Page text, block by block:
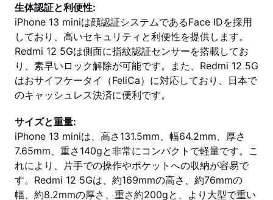
生体認証と利便性:
iPhone 13 miniは顔認証システムであるFace IDを採用
しており、高いセキュリティと利便性を提供します。
Redmi 12 5Gは側面に指紋認証センサーを搭載してお
り、素早いロック解除が可能です。また、Redmi 12 5G
はおサイフケータイ（FeliCa）に対応しており、日本で
のキャッシュレス決済に便利です。
サイズと重量:
iPhone 13 miniは、高さ131.5mm、幅64.2mm、厚さ
7.65mm、重さ140gと非常にコンパクトで軽量です。こ
れにより、片手での操作やポケットへの収納が容易で
す。Redmi 12 5Gは、約169mmの高さ、約76mmの
幅、約8.2mmの厚さ、重さ約200gと、より大型で重い